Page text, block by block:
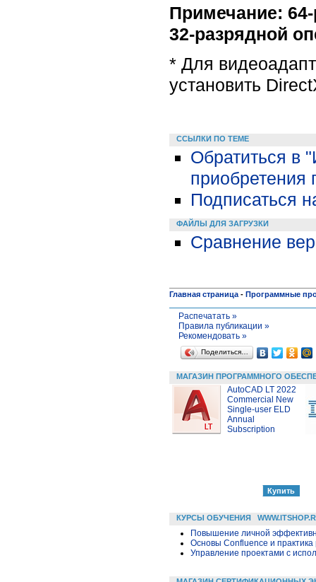
Примечание:
32-разрядной
* Для
установить
ССЫЛКИ ПО ТЕМЕ
Обратиться в
приобретения
Подписаться
ФАЙЛЫ ДЛЯ ЗАГРУЗКИ
Сравнение
Главная страница - Программные
Распечатать »
Правила публикации »
Рекомендовать »
Поделиться…
МАГАЗИН ПРОГРАММНОГО
AutoCAD LT 2022
Commercial New
Single-user ELD
Annual
Subscription
КУРСЫ ОБУЧЕНИЯ
Повышение личной
Основы Confluence и
Управление проектами с